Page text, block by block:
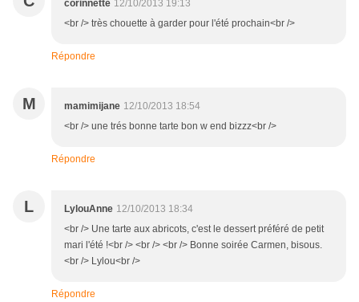
corinnette 12/10/2013 19:13
<br /> très chouette à garder pour l'été prochain<br />
Répondre
M mamimijane 12/10/2013 18:54
<br /> une trés bonne tarte bon w end bizzz<br />
Répondre
L LylouAnne 12/10/2013 18:34
<br /> Une tarte aux abricots, c'est le dessert préféré de petit
mari l'été !<br /> <br /> <br /> Bonne soirée Carmen, bisous.
<br /> Lylou<br />
Répondre